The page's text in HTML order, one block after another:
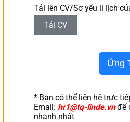
Tải lên CV/Sơ yếu lí lịch
Tải CV
Ứng
* Bạn có thể liên hệ trực
Email: hr1@tq-linde.vn để
nhanh nhất